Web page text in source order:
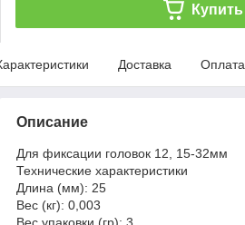
Купить
Доставка Оплата
Описание
Для фиксации головок 12, 15-32мм
Технические характеристики
Длина (мм): 25
Вес (кг): 0,003
Вес упаковки (гр): 3